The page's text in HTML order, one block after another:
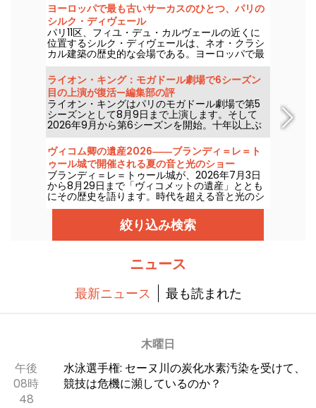
ヨーロッパで最も古いサーカスのひとつ、パリの
シルク・ディヴェール
パリ11区、フィユ・デュ・カルヴェールの近くに
位置するシルク・ディヴェールは、ネオ・クラシ
カル建築の歴史的な会場である。ヨーロッパで最
も古い常設サーカスのひとつで、家族連れを楽し
ませるサーカス芸術を披露し続けている。
ライオン・キング：モガドール劇場で6シーズン
目の上演が復活—編集部の評
ライオン・キングはパリのモガドール劇場で第5
シーズンとして8月9日まで上演します。そして
2026年9月から第6シーズンを開始。十年以上ぶ
りとなるこのパリの劇場での公演再開です。現地
で観てきました。詳報します！
ヴィコム卿の遺産2026――ブランディ＝レ＝ト
ゥール城で開催される夏の音と光のショー
ブランディ＝レ＝トゥール城が、2026年7月3日
から8月29日まで「ヴィコメットの遺産」ととも
にその歴史を語ります。時代を超える音と光のシ
ョーで、この中世の城を新たに発見してくださ
い。私たちはその魅力を取材してきました。ここ
では、その一部をご紹介します。
絞り込み検索
ニュース
最新ニュース 最も読まれた
木曜日
午後
08時
48
水泳選手権: セーヌ川の炭化水素汚染を受けて、
競技は危機に瀕しているのか？